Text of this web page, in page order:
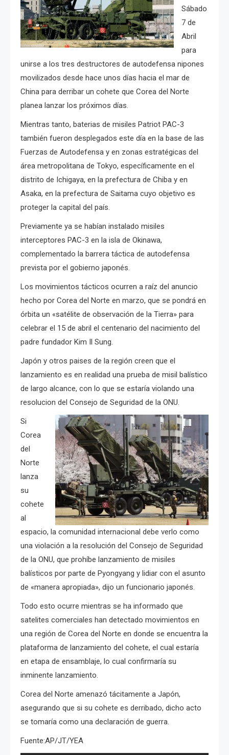
Sábado
7 de
Abril
para
unirse a los tres destructores de autodefensa nipones
movilizados desde hace unos días hacia el mar de
China para derribar un cohete que Corea del Norte
planea lanzar los próximos días.
Mientras tanto, baterias de misiles Patriot PAC-3
también fueron desplegados este día en la base de las
Fuerzas de Autodefensa y en zonas estratégicas del
área metropolitana de Tokyo, específicamente en el
distrito de Ichigaya, en la prefectura de Chiba y en
Asaka, en la prefectura de Saitama cuyo objetivo es
proteger la capital del país.
Previamente ya se habían instalado misiles
interceptores PAC-3 en la isla de Okinawa,
complementado la barrera táctica de autodefensa
prevista por el gobierno japonés.
Los movimientos tácticos ocurren a raíz del anuncio
hecho por Corea del Norte en marzo, que se pondrá en
órbita un «satélite de observación de la Tierra» para
celebrar el 15 de abril el centenario del nacimiento del
padre fundador Kim Il Sung.
Japón y otros paises de la región creen que el
lanzamiento es en realidad una prueba de misil balístico
de largo alcance, con lo que se estaría violando una
resolucion del Consejo de Seguridad de la ONU.
Si
Corea
del
Norte
lanza
su
cohete
al
espacio, la comunidad internacional debe verlo como
una violación a la resolución del Consejo de Seguridad
de la ONU, que prohíbe lanzamiento de misiles
balísticos por parte de Pyongyang y lidiar con el asunto
de «manera apropiada», dijo un funcionario japonés.
Todo esto ocurre mientras se ha informado que
satelites comerciales han detectado movimientos en
una región de Corea del Norte en donde se encuentra la
plataforma de lanzamiento del cohete, el cual estaría
en etapa de ensamblaje, lo cual confirmaría su
inminente lanzamiento.
Corea del Norte amenazó tácitamente a Japón,
asegurando que si su cohete es derribado, dicho acto
se tomaría como una declaración de guerra.
Fuente:AP/JT/YEA